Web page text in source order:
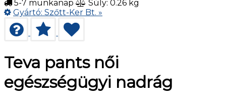
5-7 munkanap
Súly: 0.26 kg
Gyártó: Szőtt-Ker Bt. »
Teva pants női
egészségügyi nadrág